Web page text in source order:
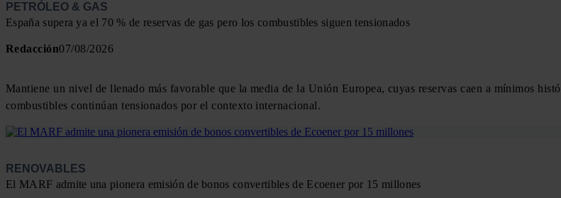
PETRÓLEO & GAS
España supera ya el 70 % de reservas de gas pero los combustibles siguen tensionados
Redacción07/08/2026
Mantiene un nivel de llenado más favorable que la media de la Unión Europea, cuyas reservas caen a mínimos
combustibles continúan tensionados por el contexto internacional.
RENOVABLES
El MARF admite una pionera emisión de bonos convertibles de Ecoener por 15 millones